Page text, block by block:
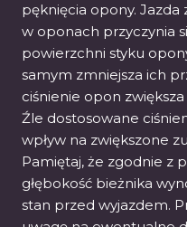
pęknięcia opony.
w oponach przyczynia
powierzchni styku
samym zmniejsza ich
ciśnienie opon
Źle dostosowane
wpływ na zwiększone
Pamiętaj, że zgodnie z
głębokość bieżnika
stan przed wyjazdem.